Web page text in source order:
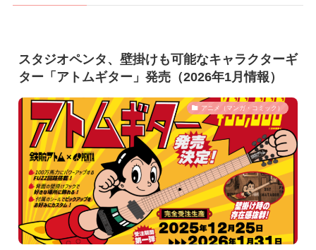
スタジオペンタ、壁掛けも可能なキャラクターギ
ター「アトムギター」発売（2026年1月情報）
アニメ（マンガ・コミック）